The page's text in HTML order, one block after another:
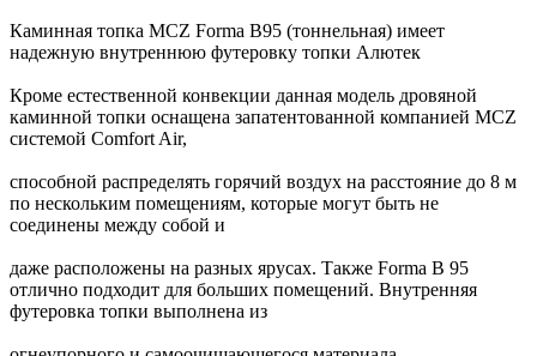
Каминная топка MCZ Forma B95 (тоннельная) имеет
надежную внутреннюю футеровку топки Алютек
Кроме естественной конвекции данная модель дровяной
каминной топки оснащена запатентованной компанией MCZ
системой Comfort Air,
способной распределять горячий воздух на расстояние до 8 м
по нескольким помещениям, которые могут быть не
соединены между собой и
даже расположены на разных ярусах. Также Forma B 95
отлично подходит для больших помещений. Внутренняя
футеровка топки выполнена из